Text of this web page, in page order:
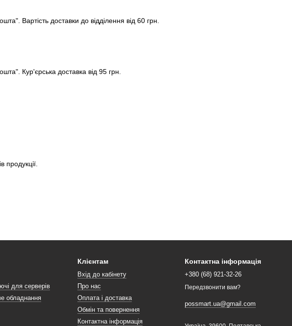
Вартість доставки до відділення від 60 грн.
Кур'єрська доставка від 95 грн.
продукції.
для серверів
обладнання
Клієнтам
Вхід до кабінету
Про нас
Оплата і доставка
Обмін та повернення
Контактна інформація
Контактна інформація
+380 (68) 921-32-26
Передзвонити вам?
possmart.ua@gmail.com